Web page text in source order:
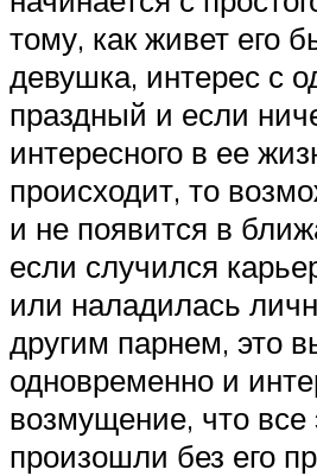
тому, как живет его
девушка, интерес с
праздный и если
интересного в ее
происходит, то
и не появится в
если случился
или наладилась
другим парнем, это
одновременно и
возмущение, что
произошли без его